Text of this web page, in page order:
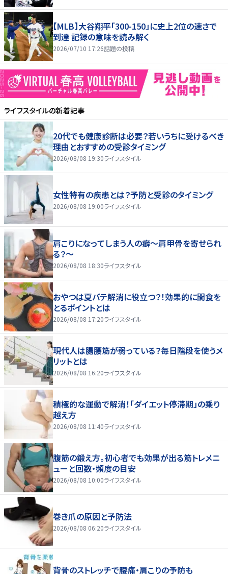
【MLB】大谷翔平「300-150」に史上2位の速さで
到達 記録の意味を読み解く
2026/07/10 17:26話題の投稿
ライフスタイルの新着記事
20代でも健康診断は必要？若いうちに受けるべき
理由とおすすめの受診タイミング
2026/08/08 19:30ライフスタイル
女性特有の疾患とは？予防と受診のタイミング
2026/08/08 19:00ライフスタイル
肩こりになってしまう人の癖～肩甲骨を寄せられ
る？～
2026/08/08 18:30ライフスタイル
おやつは夏バテ解消に役立つ？！効果的に間食を
とるポイントとは
2026/08/08 17:20ライフスタイル
現代人は腸腰筋が弱っている？毎日階段を使うメ
リットとは
2026/08/08 16:20ライフスタイル
積極的な運動で解消！「ダイエット停滞期」の乗り
越え方
2026/08/08 11:40ライフスタイル
腹筋の鍛え方。初心者でも効果が出る筋トレメニ
ューと回数・頻度の目安
2026/08/08 10:00ライフスタイル
巻き爪の原因と予防法
2026/08/08 06:20ライフスタイル
背骨のストレッチで腰痛・肩こりの予防も